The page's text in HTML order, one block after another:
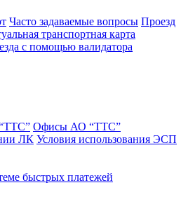
Часто задаваемые вопросы Проезд
транспортная карта
с помощью валидатора
Офисы АО “ТТС”
ЛК Условия использования ЭСП